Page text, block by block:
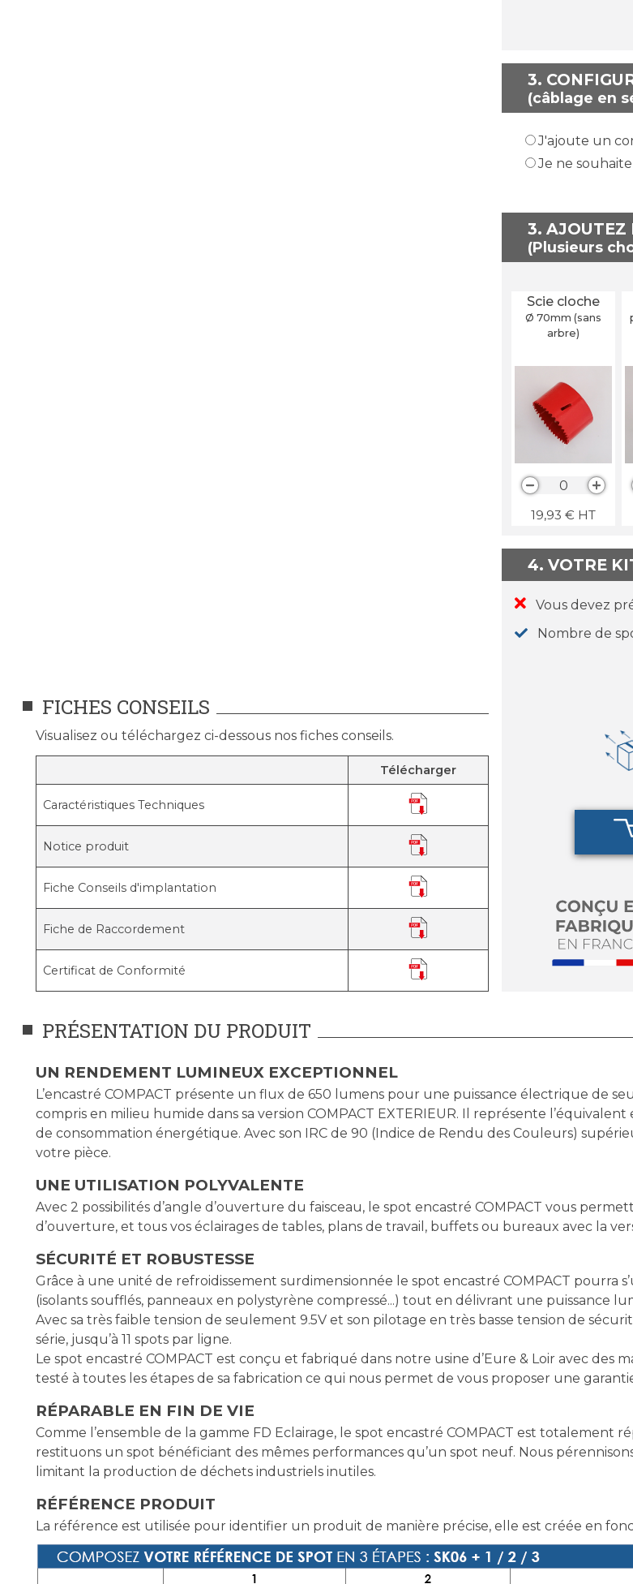
FICHES CONSEILS
Visualisez ou téléchargez ci-dessous nos fiches conseils.
Télécharger
Caractéristiques Techniques
Notice produit
Fiche Conseils d'implantation
Fiche de Raccordement
Certificat de Conformité
3.
(câblage en
J'ajoute un
Je ne
3. AJOUTEZ
Scie cloche
Ø 70mm (sans
arbre)
0
19,93 € HT
4. VOTRE
Vous devez
Nombre de
PRÉSENTATION DU PRODUIT
UN RENDEMENT LUMINEUX EXCEPTIONNEL
L’encastré COMPACT présente un flux de 650 lumens pour une puissance électrique de
compris en milieu humide dans sa version COMPACT EXTERIEUR. Il représente
de consommation énergétique. Avec son IRC de 90 (Indice de Rendu des Couleurs)
votre pièce.
UNE UTILISATION POLYVALENTE
Avec 2 possibilités d’angle d’ouverture du faisceau, le spot encastré COMPACT vous
d’ouverture, et tous vos éclairages de tables, plans de travail, buffets ou bureaux avec la
SÉCURITÉ ET ROBUSTESSE
Grâce à une unité de refroidissement surdimensionnée le spot encastré COMPACT pourra
(isolants soufflés, panneaux en polystyrène compressé...) tout en délivrant une puissance
Avec sa très faible tension de seulement 9.5V et son pilotage en très basse tension de
série, jusqu’à 11 spots par ligne.
Le spot encastré COMPACT est conçu et fabriqué dans notre usine d’Eure & Loir avec
testé à toutes les étapes de sa fabrication ce qui nous permet de vous proposer une
RÉPARABLE EN FIN DE VIE
Comme l’ensemble de la gamme FD Eclairage, le spot encastré COMPACT est totalement
restituons un spot bénéficiant des mêmes performances qu’un spot neuf. Nous
limitant la production de déchets industriels inutiles.
RÉFÉRENCE PRODUIT
La référence est utilisée pour identifier un produit de manière précise, elle est créée en